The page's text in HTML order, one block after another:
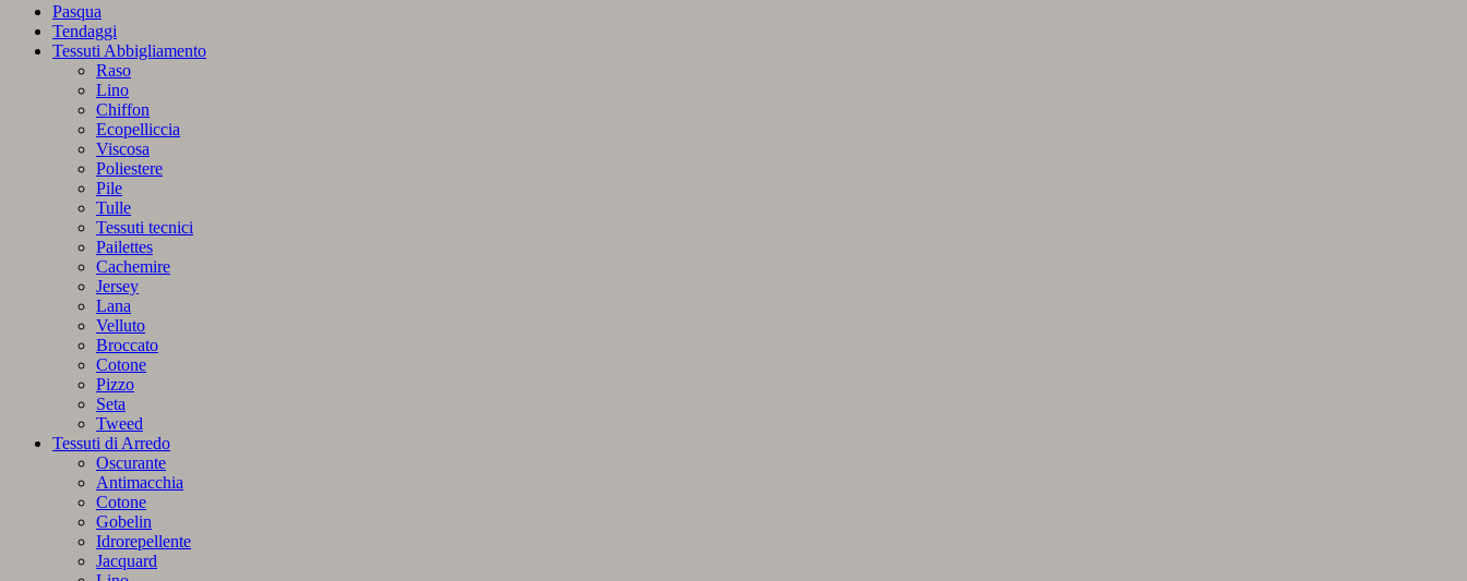
Pasqua
Tendaggi
Tessuti Abbigliamento
Raso
Lino
Chiffon
Ecopelliccia
Viscosa
Poliestere
Pile
Tulle
Tessuti tecnici
Pailettes
Cachemire
Jersey
Lana
Velluto
Broccato
Cotone
Pizzo
Seta
Tweed
Tessuti di Arredo
Oscurante
Antimacchia
Cotone
Gobelin
Idrorepellente
Jacquard